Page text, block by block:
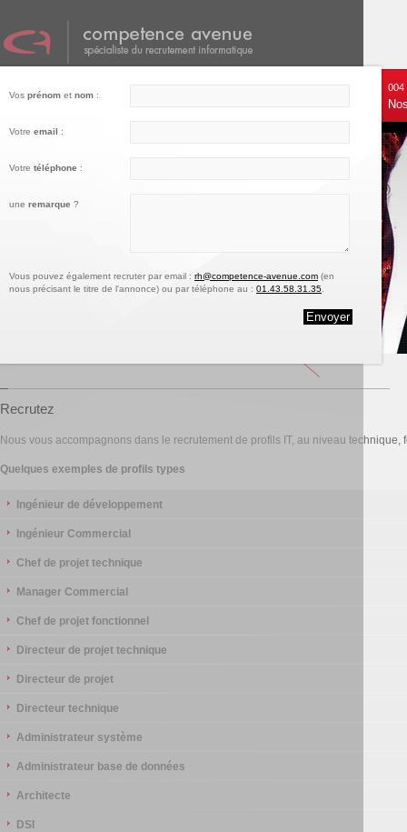
004
Recrutez
Nous vous accompagnons dans le recrutement de profils IT, au niveau technique,
Quelques exemples de profils types
Ingénieur de développement
Ingénieur Commercial
Chef de projet technique
Manager Commercial
Chef de projet fonctionnel
Directeur de projet technique
Directeur de projet
Directeur technique
Administrateur système
Administrateur base de données
Architecte
DSI
Vos prénom et nom :
Votre email :
Votre téléphone :
une remarque ?
Vous pouvez également recruter par email : rh@competence-avenue.com (en
nous précisant le titre de l'annonce) ou par téléphone au : 01.43.58.31.35